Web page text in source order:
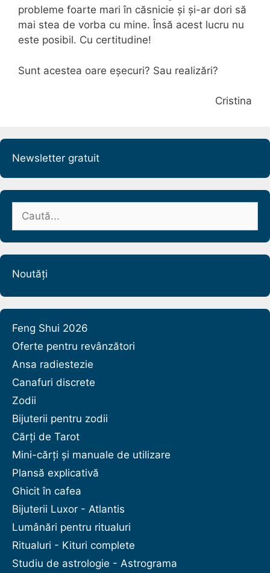
probleme foarte mari în căsnicie și și-ar dori să
mai stea de vorba cu mine. Însă acest lucru nu
este posibil. Cu certitudine!
Sunt acestea oare eșecuri? Sau realizări?
Cristina
Newsletter gratuit
Caută
Noutăți
Feng Shui 2026
Oferte pentru revânzători
Ansa radiestezie
Canafuri discrete
Zodii
Bijuterii pentru zodii
Cărți de Tarot
Mini-cărți și manuale de utilizare
Plansă explicativă
Ghicit în cafea
Bijuterii Luxor - Atlantis
Lumânări pentru ritualuri
Ritualuri - Kituri complete
Studiu de astrologie - Astrograma